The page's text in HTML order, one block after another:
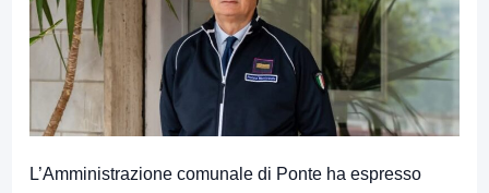
L’Amministrazione comunale di Ponte ha espresso